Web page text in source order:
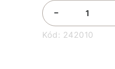
Kód: 242010